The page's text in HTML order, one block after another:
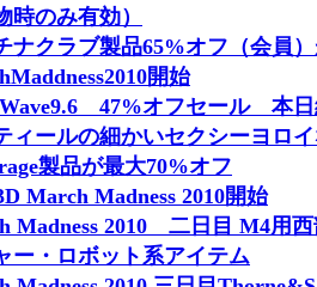
時のみ有効）
ナクラブ製品65%オフ（会員
開始
47%オフセール 本日
ィールの細かいセクシーヨロ
製品が最大70%オフ
March Madness 2010開始
Madness 2010 二日目 M4用
ー・ロボット系アイテム